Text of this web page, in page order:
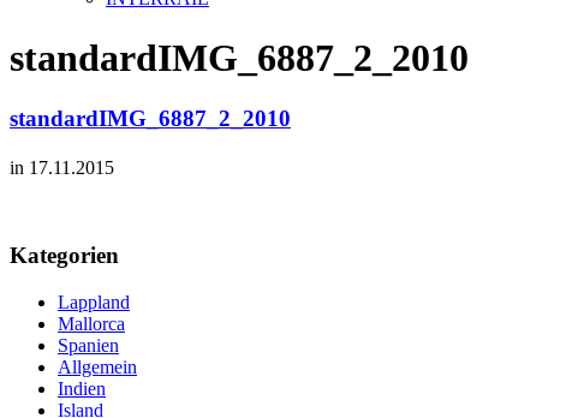
standardIMG_6887_2_2010
standardIMG_6887_2_2010
in 17.11.2015
Kategorien
Lappland
Mallorca
Spanien
Allgemein
Indien
Island